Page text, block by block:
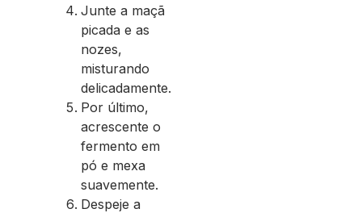
Junte a maçã
picada e as
nozes,
misturando
delicadamente.
Por último,
acrescente o
fermento em
pó e mexa
suavemente.
Despeje a